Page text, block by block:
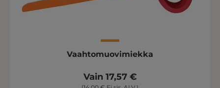
Vaahtomuovimiekka
Vain 17,57 €